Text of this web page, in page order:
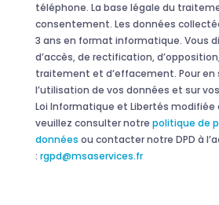
téléphone. La base légale du
consentement. Les données
3 ans en format informatique. Vous
d’accès, de rectification,
traitement et d’effacement. Pour en
l’utilisation de vos données et sur
Loi Informatique et Libertés modifiée
veuillez consulter notre politique de
données ou contacter notre DPD à
: rgpd@msaservices.fr